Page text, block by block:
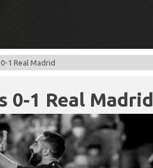
1 Real Madrid
0-1 Real Madrid